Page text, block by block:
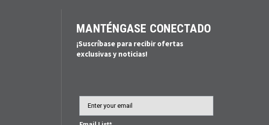
MANTÉNGASE CONECTADO
¡Suscríbase para recibir ofertas
exclusivas y noticias!